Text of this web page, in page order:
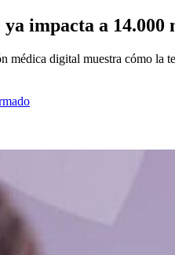
impacta a 14.000
digital muestra cómo la